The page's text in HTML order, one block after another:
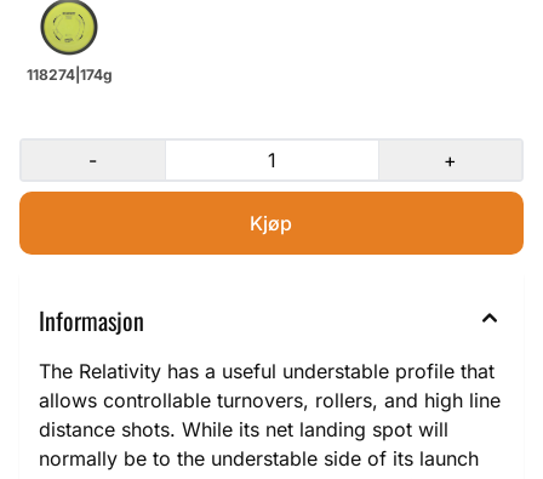
- +
Informasjon
The Relativity has a useful understable profile that
allows controllable turnovers, rollers, and high line
distance shots. While its net landing spot will
normally be to the understable side of its launch